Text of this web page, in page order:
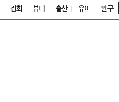
잡화 뷰티 출산 유아 완구